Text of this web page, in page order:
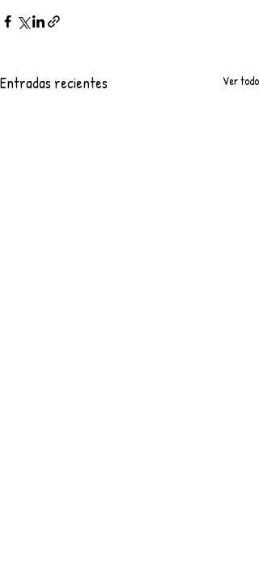
Entradas recientes Ver todo